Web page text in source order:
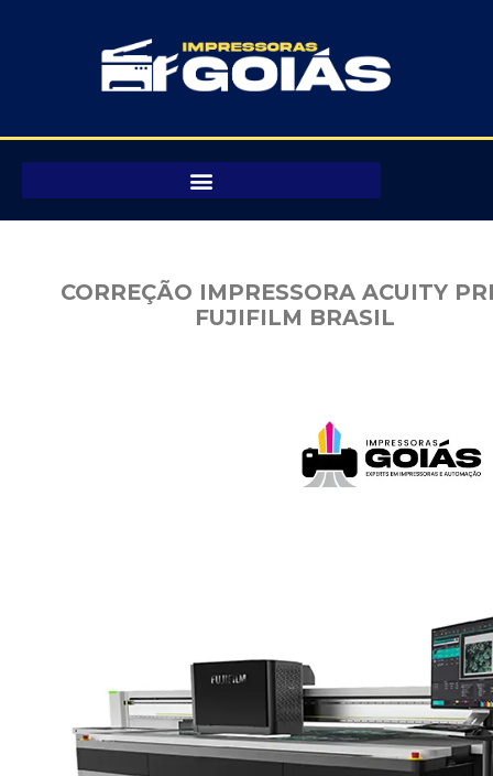
conteúdo
CORREÇÃO IMPRESSORA ACUITY
FUJIFILM BRASIL